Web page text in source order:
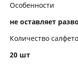
Особенности
не оставляет
Количество
20 шт